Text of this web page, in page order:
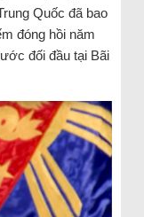
Quốc đã bao
đóng hồi năm
đối đầu tại Bãi